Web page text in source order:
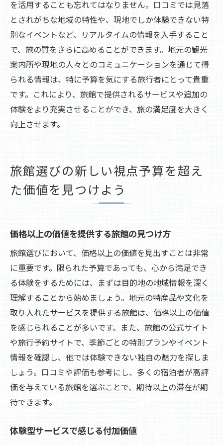
を活用することも忘れてはなりません。口コミでは見落
とされがちな地域の特性や、現地でしか体験できない特
別なイベントなど、リアルタイムの情報を入手すること
で、旅の質をさらに高めることができます。地元の観光
案内所や現地の人々とのコミュニケーションを通じて得
られる情報は、特に予算を気にする旅行者にとって貴重
です。これにより、旅館で提供されるサービスや追加の
体験をより充実させることができ、旅の満足度を大きく
向上させます。
旅館選びの新しい視点予算を超え
た価値を見つけよう
価格以上の価値を提供する旅館の見つけ方
旅館選びにおいて、価格以上の価値を見出すことは非常
に重要です。限られた予算であっても、心から満足でき
る体験をするためには、まずは目的地の地域情報を深く
理解することから始めましょう。地元の特産品や文化を
取り入れたサービスを提供する旅館は、価格以上の価値
を感じられることが多いです。また、旅館の公式サイト
や旅行予約サイトで、季節ごとの特別プランやイベント
情報を確認し、他では体験できない独自の魅力を探しま
しょう。口コミや評価も参考にし、多くの宿泊者が高評
価を与えている旅館を選ぶことで、期待以上の滞在が期
待できます。
体験型サービスで感じる付加価値